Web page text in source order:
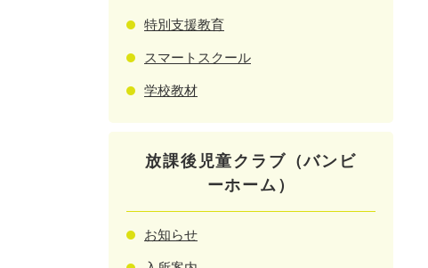
特別支援教育
スマートスクール
学校教材
放課後児童クラブ（バンビ
ーホーム）
お知らせ